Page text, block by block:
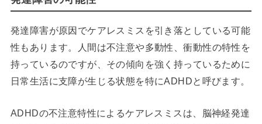
発達障害が原因でケアレスミスを引き落としている可能
性もあります。人間は不注意や多動性、衝動性の特性を
持っているのですが、その傾向を強く持っているために
日常生活に支障が生じる状態を特にADHDと呼びます。
ADHDの不注意特性によるケアレスミスは、脳神経発達